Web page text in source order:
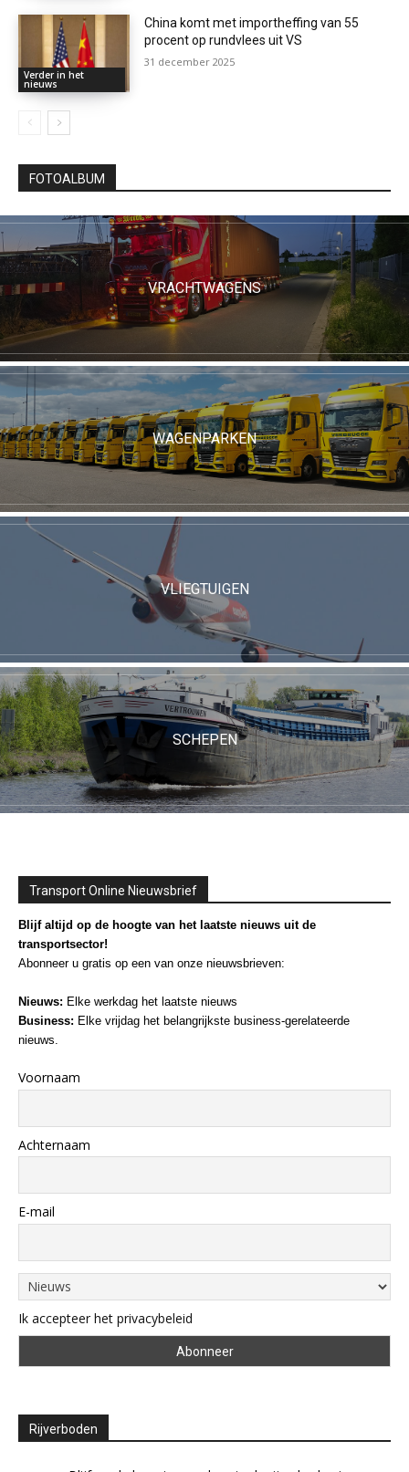
Verder in het
nieuws
China komt met importheffing van 55
procent op rundvlees uit VS
31 december 2025
FOTOALBUM
VRACHTWAGENS
WAGENPARKEN
VLIEGTUIGEN
SCHEPEN
Transport Online Nieuwsbrief
Blijf altijd op de hoogte van het laatste nieuws uit de
transportsector!
Abonneer u gratis op een van onze nieuwsbrieven:
Nieuws: Elke werkdag het laatste nieuws
Business: Elke vrijdag het belangrijkste business-gerelateerde
nieuws.
Voornaam
Achternaam
E-mail
Ik accepteer het privacybeleid
Rijverboden